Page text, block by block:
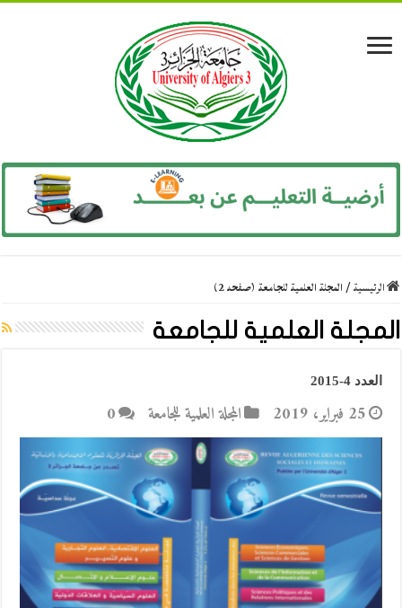
الرئيسية/المجلة العلمية للجامعة (صفحه 2)
المجلة العلمية للجامعة
العدد 4-2015
25 فبراير، 2019 المجلة العلمية للجامعة 0